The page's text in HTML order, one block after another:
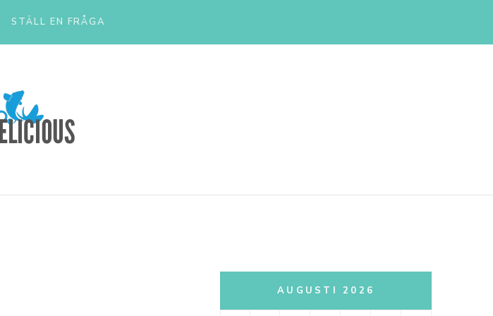
STÄLL EN FRÅGA
AUGUSTI 2026